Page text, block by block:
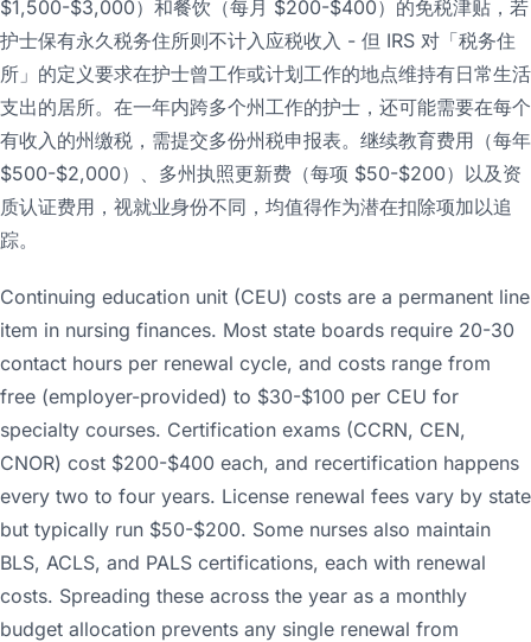
$1,500-$3,000）和餐饮（每月 $200-$400）的免税津贴，若
护士保有永久税务住所则不计入应税收入 - 但 IRS 对「税务住
所」的定义要求在护士曾工作或计划工作的地点维持有日常生活
支出的居所。在一年内跨多个州工作的护士，还可能需要在每个
有收入的州缴税，需提交多份州税申报表。继续教育费用（每年
$500-$2,000）、多州执照更新费（每项 $50-$200）以及资
质认证费用，视就业身份不同，均值得作为潜在扣除项加以追
踪。
Continuing education unit (CEU) costs are a permanent line
item in nursing finances. Most state boards require 20-30
contact hours per renewal cycle, and costs range from
free (employer-provided) to $30-$100 per CEU for
specialty courses. Certification exams (CCRN, CEN,
CNOR) cost $200-$400 each, and recertification happens
every two to four years. License renewal fees vary by state
but typically run $50-$200. Some nurses also maintain
BLS, ACLS, and PALS certifications, each with renewal
costs. Spreading these across the year as a monthly
budget allocation prevents any single renewal from